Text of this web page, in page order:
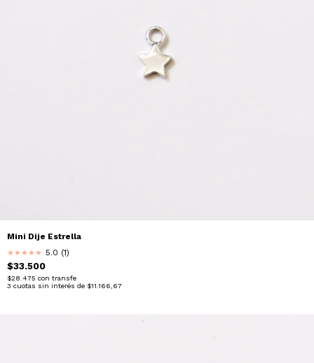
Mini Dije Estrella
★★★★★ 5.0 (1)
$33.500
$28.475 con transfe
3 cuotas sin interés de $11.166,67